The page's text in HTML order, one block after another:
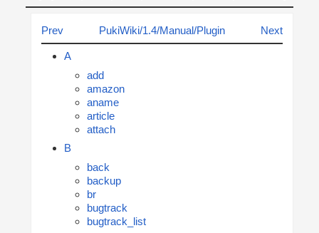
Prev Next
PukiWiki/1.4/Manual/Plugin
A
add
amazon
aname
article
attach
B
back
backup
br
bugtrack
bugtrack_list